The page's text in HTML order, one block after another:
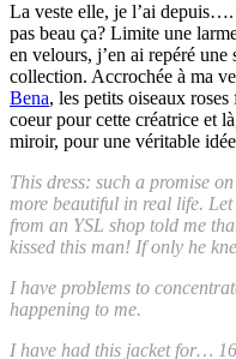
La veste elle, je l’ai
pas beau ça? Limite une
en velours, j’en ai repéré
collection. Accrochée à ma
Bena, les petits oiseaux
coeur pour cette créatrice et
miroir, pour une véritable
This dress: such a promise
more beautiful in real life.
from an YSL shop told me
kissed this man! If only he
I have problems to
happening to me.
I have had this jacket for…